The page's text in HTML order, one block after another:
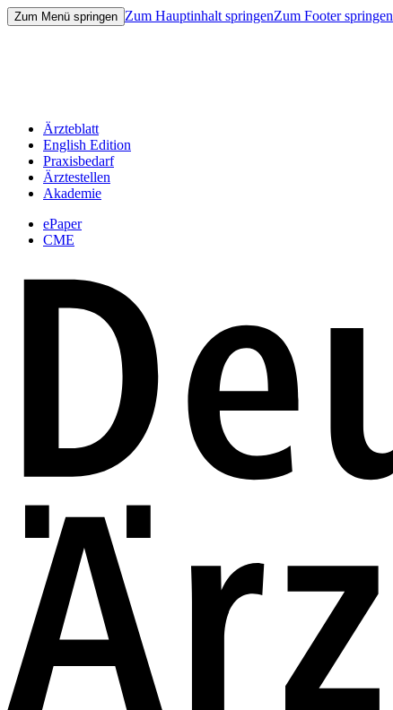
Zum Menü springen Zum Hauptinhalt springenZum Footer springen
Ärzteblatt
English Edition
Praxisbedarf
Ärztestellen
Akademie
ePaper
CME